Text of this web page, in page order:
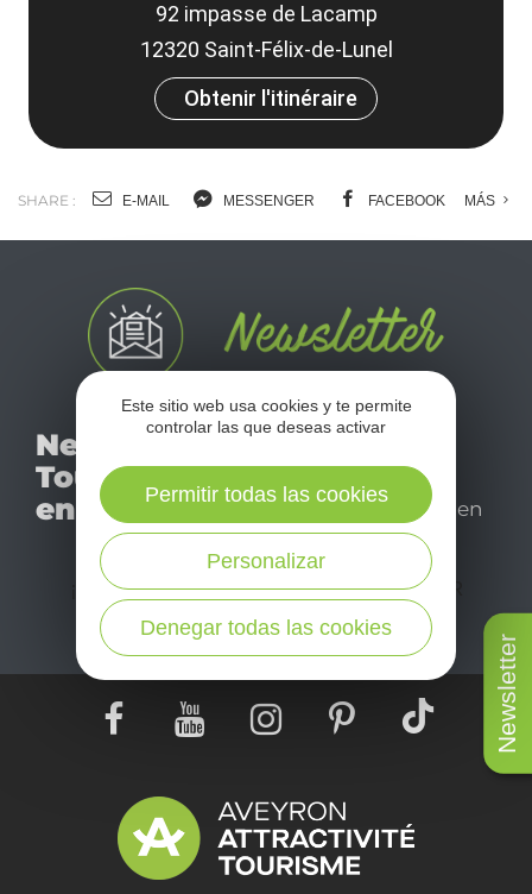
Newsletter
92 impasse de Lacamp
12320 Saint-Félix-de-Lunel
Obtenir l'itinéraire
SHARE : E-MAIL MESSENGER FACEBOOK MÁS
Newsletter
Tourismo
en Aveyron
No se pierda nuestro
disfrutar de su estancia en
el Aveyron.
¡SUSCRÍBASE A NUESTRO NEWSLETTER
AQUÍ!
Este sitio web usa cookies y te permite
controlar las que deseas activar
Denegar todas las cookies
Personalizar
Permitir todas las cookies